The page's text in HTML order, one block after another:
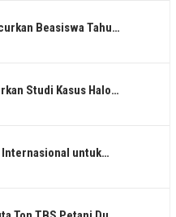
Beasiswa Tahu…
Studi Kasus Halo…
Internasional untuk…